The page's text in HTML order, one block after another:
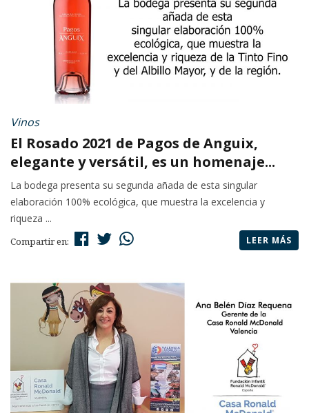
Vinos
El Rosado 2021 de Pagos de Anguix,
elegante y versátil, es un homenaje...
La bodega presenta su segunda añada de esta singular
elaboración 100% ecológica, que muestra la excelencia y
riqueza ...
Compartir en: LEER MÁS